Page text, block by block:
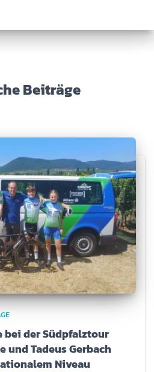
Beiträge
bei der Südpfalztour
und Tadeus Gerbach
Niveau